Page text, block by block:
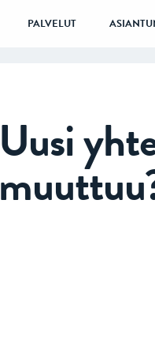
PALVELUT
Uusi